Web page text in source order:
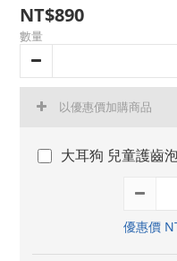
NT$890
數量
以優惠價加購商品
大耳狗 兒童護齒
優惠價